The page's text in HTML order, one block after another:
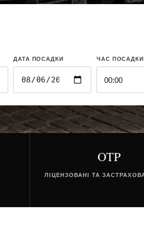
ДАТА ПОСАДКИ ЧАС ПОСАДКИ
OTP
ЛІЦЕНЗОВАНІ ТА